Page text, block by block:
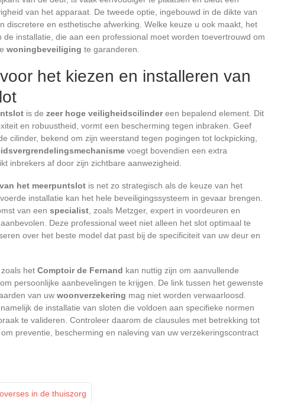
van het apparaat. De tweede optie, ingebouwd in de dikte van
discretere en esthetische afwerking. Welke keuze u ook maakt, het
de installatie, die aan een professional moet worden toevertrouwd om
woningbeveiliging te garanderen.
het kiezen en installeren van
is de zeer hoge veiligheidscilindereen bepalend element. Dit
en robuustheid, vormt een bescherming tegen inbraken. Geef
cilinder, bekend om zijn weerstand tegen pogingen tot lockpicking,
voegt bovendien een extra
inbrekers af door zijn zichtbare aanwezigheid.
het meerpuntslot is net zo strategisch als de keuze van het
installatie kan het hele beveiligingssysteem in gevaar brengen.
van een specialist , zoals Metzger, expert in voordeuren en
Deze professional weet niet alleen het slot optimaal te
over het beste model dat past bij de specificiteit van uw deur en
het Comptoir de Fernand kan nuttig zijn om aanvullende
persoonlijke aanbevelingen te krijgen. De link tussen het gewenste
van uw woonverzekering mag niet worden verwaarloosd.
de installatie van sloten die voldoen aan specifieke normen
te valideren. Controleer daarom de clausules met betrekking tot
preventie, bescherming en naleving van uw verzekeringscontract
in de thuiszorg